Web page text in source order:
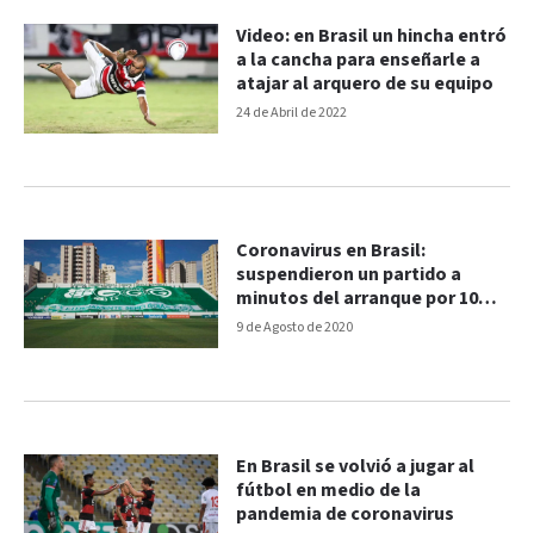
24 de Abril de 2022
Video: en Brasil un hincha entró
a la cancha para enseñarle a
atajar al arquero de su equipo
9 de Agosto de 2020
Coronavirus en Brasil:
suspendieron un partido a
minutos del arranque por 10
casos positivos
En Brasil se volvió a jugar al
fútbol en medio de la
pandemia de coronavirus